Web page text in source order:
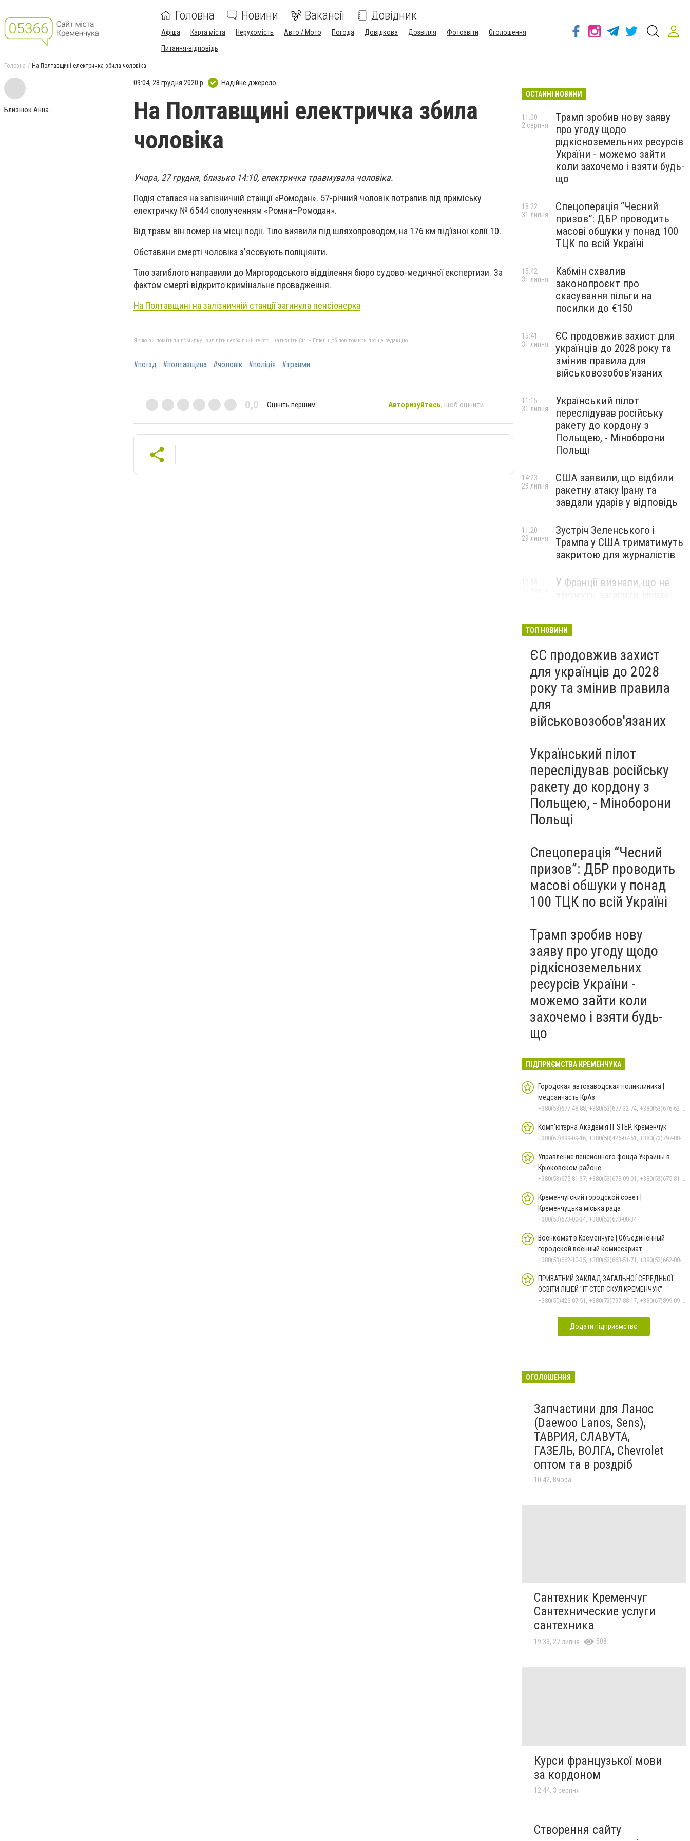
Головна Новини Вакансії Довідник
Афіша Карта міста Нерухомість Авто / Мото Погода Довідкова Дозвілля Фотозвіти
Оголошення
Питання-відповідь
Головна На Полтавщині електричка збила чоловіка
Близнюк Анна
09:04, 28 грудня 2020 р. Надійне джерело
На Полтавщині електричка збила
чоловіка
Учора, 27 грудня, близько 14:10, електричка травмувала чоловіка.
Подія сталася на залізничній станції «Ромодан». 57-річний чоловік потрапив під приміську
електричку № 6544 сполученням «Ромни–Ромодан».
Від травм він помер на місці події. Тіло виявили під шляхопроводом, на 176 км під’їзної колії 10.
Обставини смерті чоловіка з'ясовують поліціянти.
Тіло загиблого направили до Миргородського відділення бюро судово-медичної експертизи. За
фактом смерті відкрито кримінальне провадження.
На Полтавщині на залізничній станції загинула пенсіонерка
Якщо ви помітили помилку, виділіть необхідний текст і натисніть Ctrl + Enter, щоб повідомити про це редакцію
#поїзд #полтавщина #чоловік #поліція #травми
0,0 Оцініть першим Авторизуйтесь, щоб оцінити
ОСТАННІ НОВИНИ
Трамп зробив нову заяву
про угоду щодо
рідкісноземельних ресурсів
України - можемо зайти
коли захочемо і взяти будь-
що
11:00
2 серпня
Спецоперація “Чесний
призов”: ДБР проводить
масові обшуки у понад 100
ТЦК по всій Україні
18:22
31 липня
Кабмін схвалив
законопроєкт про
скасування пільги на
посилки до €150
15:42
31 липня
ЄС продовжив захист для
українців до 2028 року та
змінив правила для
військовозобов'язаних
15:41
31 липня
Український пілот
переслідував російську
ракету до кордону з
Польщею, - Міноборони
Польщі
11:15
31 липня
США заявили, що відбили
ракетну атаку Ірану та
завдали ударів у відповідь
14:23
29 липня
Зустріч Зеленського і
Трампа у США триматимуть
закритою для журналістів
11:20
29 липня
У Франції визнали, що не
ТОП НОВИНИ
ЄС продовжив захист
для українців до 2028
року та змінив правила
для
військовозобов'язаних
Український пілот
переслідував російську
ракету до кордону з
Польщею, - Міноборони
Польщі
Спецоперація “Чесний
призов”: ДБР проводить
масові обшуки у понад
100 ТЦК по всій Україні
Трамп зробив нову
заяву про угоду щодо
рідкісноземельних
ресурсів України -
можемо зайти коли
захочемо і взяти будь-
що
ПІДПРИЄМСТВА КРЕМЕНЧУКА
Городская автозаводская поликлиника |
медсанчасть КрАз
+380(53)677-48-88, +380(53)677-32-74, +380(53)676-62-99, +380536766187
Комп'ютерна Академія IT STEP, Кременчук
+380(67)899-09-16, +380(50)426-07-51, +380(73)797-88-17
Управление пенсионного фонда Украины в
Крюковском районе
+380(53)675-81-37, +380(53)678-09-01, +380(53)675-81-32, +380(53)675-81-40, +380(53)675-81-33, +380(53)675-81-38, +380(53)675-81-31, +380(53)678-08-87
Кременчугский городской совет |
Кременчуцька міська рада
+380(53)673-00-34, +380(53)673-00-34
Военкомат в Кременчуге | Объединенный
городской военный комиссариат
+380(53)662-10-35, +380(53)663-51-71, +380(53)662-00-54
ПРИВАТНИЙ ЗАКЛАД ЗАГАЛЬНОЇ СЕРЕДНЬОЇ
ОСВІТИ ЛІЦЕЙ "ІТ СТЕП СКУЛ КРЕМЕНЧУК"
+380(50)426-07-51, +380(73)797-88-17, +380(67)899-09-16
Додати підприємство
ОГОЛОШЕННЯ
Запчастини для Ланос
(Daewoo Lanos, Sens),
ТАВРИЯ, СЛАВУТА,
ГАЗЕЛЬ, ВОЛГА, Chevrolet
оптом та в роздріб
10:42, Вчора
Сантехник Кременчуг
Сантехнические услуги
сантехника
19:33, 27 липня 508
Курси французької мови
за кордоном
12:44, 3 серпня
Створення сайту